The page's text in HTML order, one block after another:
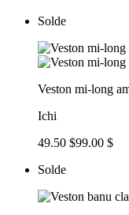
Solde
Veston mi-long
Ichi
49.50 $99.00 $
Solde